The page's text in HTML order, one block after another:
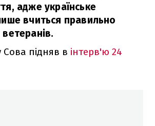
адже українське
вчиться правильно
підняв в інтерв'ю 24